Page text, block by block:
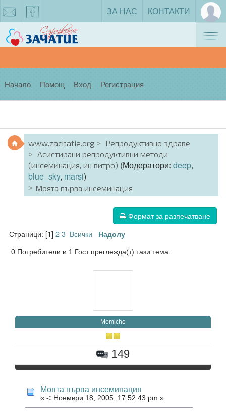
facebook
ЗА НАС КОНТАКТИ
Начало Помощ Вход Регистрация
www.zachatie.org
Репродуктивно здраве
Асистирани репродуктивни методи
(инсеминация, ин витро) (Модератори: deep,
blue_sky, marsi)
Моята първа инсеминация
Формат за разпечатване
Страници: [1] 23 Всички Надолу
0 Потребители и 1 Гост преглежда(т) тази тема.
Momiche
149
Моята първа инсеминация
« -: Ноември 18, 2005, 17:52:43 pm »